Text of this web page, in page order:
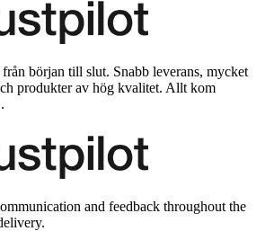
början till slut. Snabb leverans, mycket
produkter av hög kvalitet. Allt kom
and feedback throughout the